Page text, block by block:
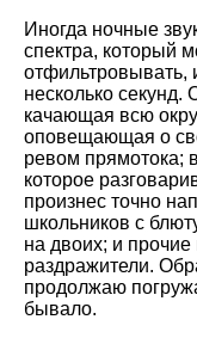
Иногда ночные
спектра, который
несколько
качающая всю
оповещающая о
ревом прямотока;
которое
произнес точно
школьников с
на двоих; и
раздражители.
продолжаю
бывало.